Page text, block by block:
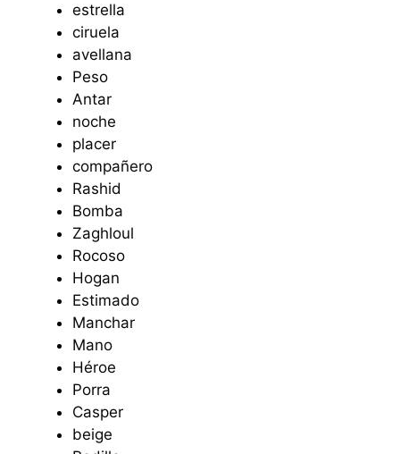
estrella
ciruela
avellana
Peso
Antar
noche
placer
compañero
Rashid
Bomba
Zaghloul
Rocoso
Hogan
Estimado
Manchar
Mano
Héroe
Porra
Casper
beige